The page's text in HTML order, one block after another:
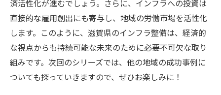
済活性化が進むでしょう。さらに、インフラへの投資は
直接的な雇用創出にも寄与し、地域の労働市場を活性化
します。このように、滋賀県のインフラ整備は、経済的
な視点からも持続可能な未来のために必要不可欠な取り
組みです。次回のシリーズでは、他の地域の成功事例に
ついても探っていきますので、ぜひお楽しみに！